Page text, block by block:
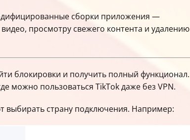
сборки приложения —
просмотру свежего контента и удалению
блокировки и получить полный функционал.
можно пользоваться TikTok даже без VPN.
выбирать страну подключения. Например: